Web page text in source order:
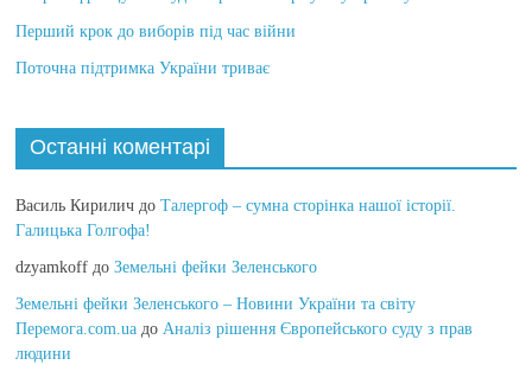
Перший крок до виборів під час війни
Поточна підтримка України триває
Останні коментарі
Василь Кирилич доТалергоф – сумна сторінка нашої історії.
Галицька Голгофа!
dzyamkoff доЗемельні фейки Зеленського
Земельні фейки Зеленського – Новини України та світу
Перемога.com.ua до Аналіз рішення Європейського суду з прав
людини